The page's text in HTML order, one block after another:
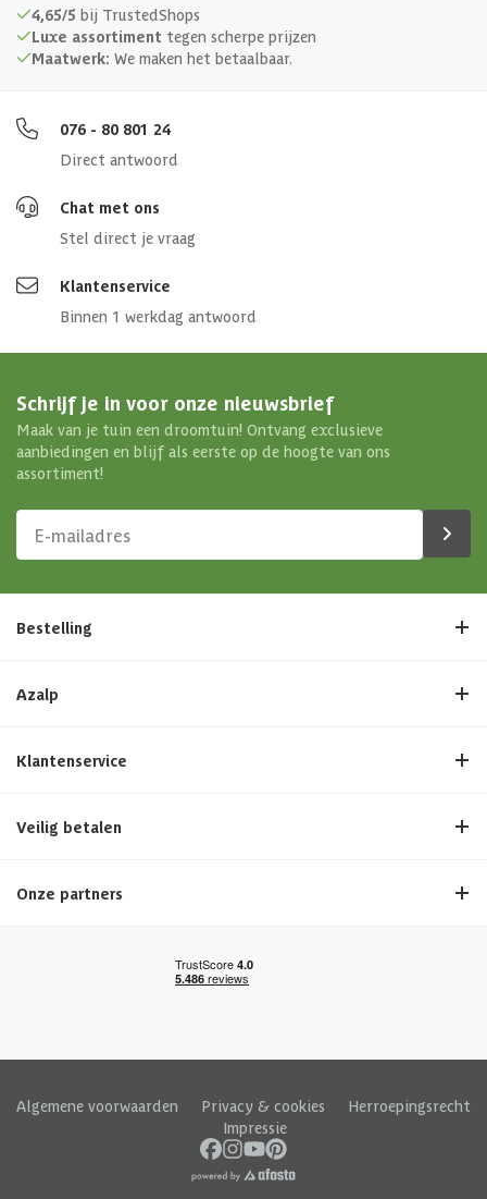
Keurmerk
4,65/5 bij TrustedShops
Luxe assortiment tegen scherpe prijzen
Maatwerk: We maken het betaalbaar.
076 - 80 801 24
Direct antwoord
Chat met ons
Stel direct je vraag
Klantenservice
Binnen 1 werkdag antwoord
Schrijf je in voor onze nieuwsbrief
Maak van je tuin een droomtuin! Ontvang exclusieve
aanbiedingen en blijf als eerste op de hoogte van ons
assortiment!
Bestelling
Azalp
Klantenservice
Veilig betalen
Onze partners
Algemene voorwaarden Privacy & cookies
Herroepingsrecht
Impressie